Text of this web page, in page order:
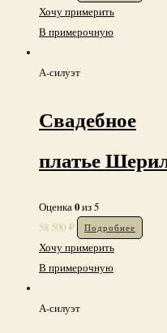
Хочу примерить
В примерочную
А-силуэт
Свадебное
платье
Оценка0из 5
58 500 ₽ Подробнее
Хочу примерить
В примерочную
А-силуэт